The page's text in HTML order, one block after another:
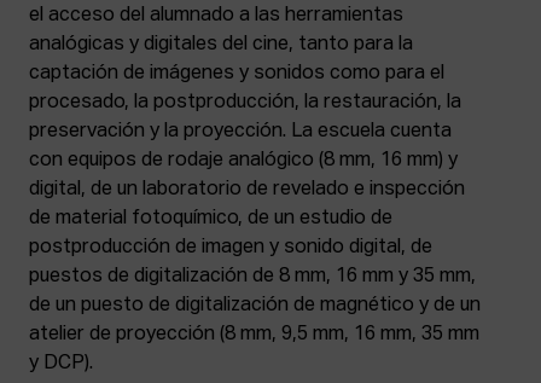
el acceso del alumnado a las herramientas
analógicas y digitales del cine, tanto para la
captación de imágenes y sonidos como para el
procesado, la postproducción, la restauración, la
preservación y la proyección. La escuela cuenta
con equipos de rodaje analógico (8 mm, 16 mm) y
digital, de un laboratorio de revelado e inspección
de material fotoquímico, de un estudio de
postproducción de imagen y sonido digital, de
puestos de digitalización de 8 mm, 16 mm y 35 mm,
de un puesto de digitalización de magnético y de un
atelier de proyección (8 mm, 9,5 mm, 16 mm, 35 mm
y DCP).